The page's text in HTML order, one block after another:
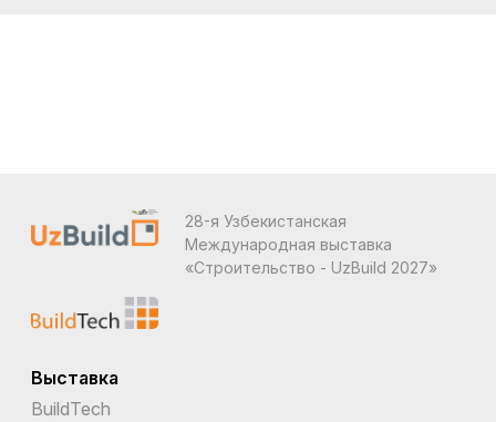
28-я Узбекистанская
Международная выставка
«Строительство - UzBuild 2027»
Выставка
BuildTech